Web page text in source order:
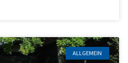
ALLGEMEIN